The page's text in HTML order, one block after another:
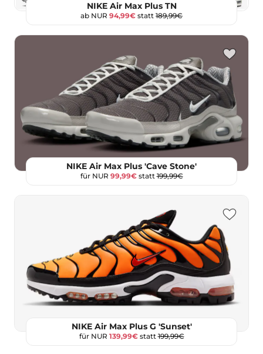
NIKE Air Max Plus TN
ab NUR 94,99€ statt 189,99€
NIKE Air Max Plus 'Cave Stone'
für NUR 99,99€statt199,99€
NIKE Air Max Plus G 'Sunset'
für NUR 139,99€statt199,99€